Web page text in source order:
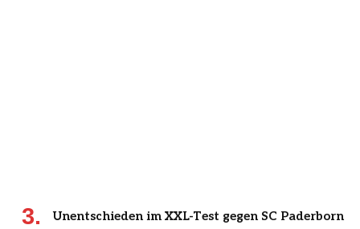
Unentschieden im XXL-Test gegen SC Paderborn